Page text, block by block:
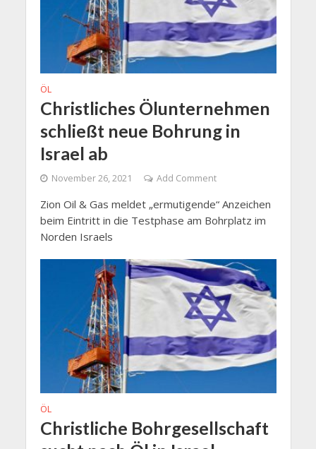
ÖL
Christliches Ölunternehmen
schließt neue Bohrung in
Israel ab
November 26, 2021 Add Comment
Zion Oil & Gas meldet „ermutigende“ Anzeichen
beim Eintritt in die Testphase am Bohrplatz im
Norden Israels
ÖL
Christliche Bohrgesellschaft